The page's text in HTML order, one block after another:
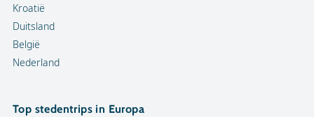
Kroatië
Duitsland
België
Nederland
Top stedentrips in Europa